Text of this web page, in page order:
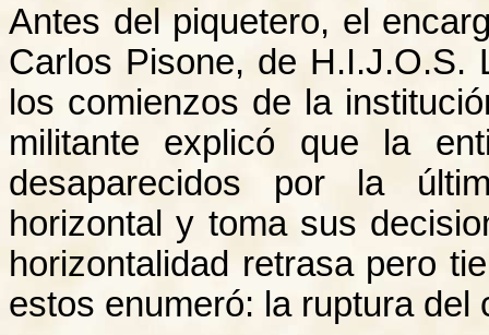
Antes del piquetero, el
Carlos Pisone, de H.I.J.O.S.
los comienzos de la
militante explicó que la
desaparecidos por la
horizontal y toma sus
horizontalidad retrasa pero
estos enumeró: la ruptura